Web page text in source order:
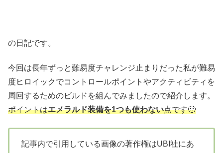
の日記です。
今回は長年ずっと難易度チャレンジ止まりだった私が難易
度ヒロイックでコントロールポイントやアクティビティを
周回するためのビルドを組んでみましたので紹介します。
ポイントはエメラルド装備を1つも使わない点です🙂
記事内で引用している画像の著作権はUBI社にあ